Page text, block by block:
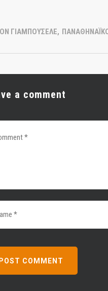
ΓΙΑΜΠΟΥΣΕΛΕ,
a comment